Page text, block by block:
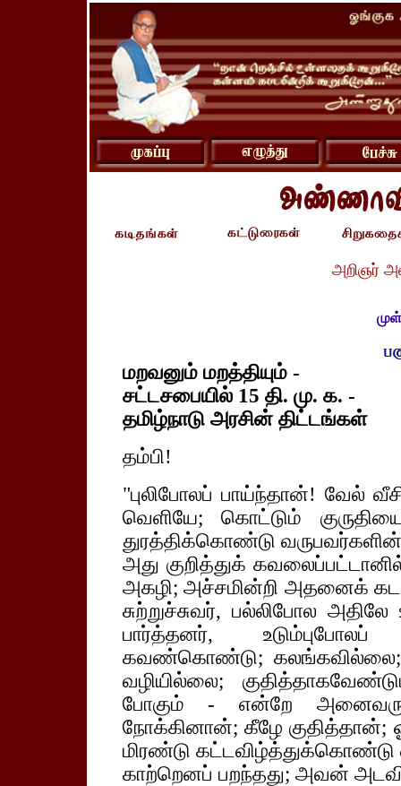
அறிஞர்
மறவனும் மறத்தியும் -
சட்டசபையில் 15 தி. மு. க. -
தமிழ்நாடு அரசின் திட்டங்கள்
தம்பி!
"புலிபோலப் பாய்ந்தான்! வேல்
வெளியே; கொட்டும்
துரத்திக்கொண்டு
அது குறித்துக்
அகழி; அச்சமின்றி அதனைக்
சுற்றுச்சுவர், பல்லிபோல
பார்த்தனர்,
கவண்கொண்டு; கலங்கவில்லை;
வழியில்லை;
போகும் - என்றே
நோக்கினான்; கீழே
மிரண்டு கட்டவிழ்த்துக்கொண்டு
காற்றெனப் பறந்தது; அவன்